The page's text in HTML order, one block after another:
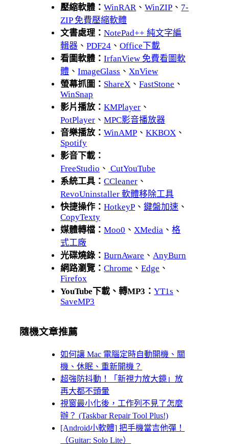
壓縮軟體：WinRAR 、WinZIP 、 7-
ZIP 免費壓縮軟體
文書處理：NotePad++ 純文字編
輯器 、PDF24 、Office下載
看圖軟體：IrfanView 免費看圖軟
體 、ImageGlass 、 XnView
螢幕抓圖： ShareX 、FastStone 、
WinSnap
影片播放：KMPlayer 、
PotPlayer 、MPC影音播放器
音樂播放：WinAMP 、KKBOX 、
Spotify
影音下載：
FreeStudio 、 CutYouTube
系統工具：CCleaner 、
RevoUninstaller 軟體移除工具
快捷操作：HotkeyP 、鍵盤加速 、
CopyTexty
媒體轉檔：Moo0 、 XMedia 、格
式工廠
光碟燒錄：BurnAware 、 AnyBurn
網路瀏覽：Chrome 、Edge 、
Firefox
YouTube下載、轉MP3：YT1s 、
SaveMP3
隨機文章推薦
如何讓 Mac 電腦定時自動開機、關
機、休眠、重新開機？
超強防抖動！「新視力放大鏡」放
再大都不頭暈
視窗最小化後，工作列不見了怎麼
辦？ (Taskbar Repair Tool Plus!)
[Android小軟體] 把手機當吉他彈！
（Guitar: Solo Lite）